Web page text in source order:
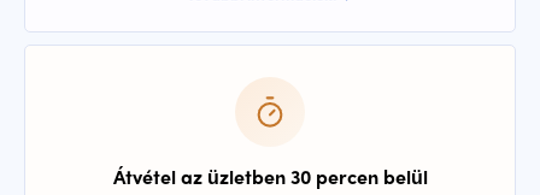
Átvétel az üzletben 30 percen belül